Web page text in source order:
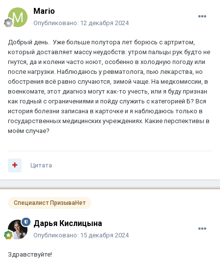
Mario
Опубликовано: 12 декабря 2024
Добрый день. Уже больше полутора лет борюсь с артритом,
который доставляет массу неудобств: утром пальцы рук будто не
гнутся, да и колени часто ноют, особенно в холодную погоду или
после нагрузки. Наблюдаюсь у ревматолога, пью лекарства, но
обострения всё равно случаются, зимой чаще. На медкомиссии, в
военкомате, этот диагноз могут как-то учесть, или я буду признан
как годный с ограничениями и пойду служить с категорией Б? Вся
история болезни записана в карточке и я наблюдаюсь только в
государственных медицинских учреждениях. Какие перспективы в
моём случае?
Цитата
Специалист ПризываНет
Дарья Кислицына
Опубликовано: 15 декабря 2024
Здравствуйте!